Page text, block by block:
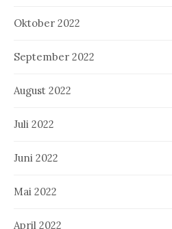
Oktober 2022
September 2022
August 2022
Juli 2022
Juni 2022
Mai 2022
April 2022